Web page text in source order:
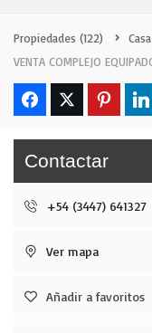
Propiedades (122)
VENTA COMPLEJO
Contactar
+54 (3447) 641327
Ver mapa
Añadir a favoritos